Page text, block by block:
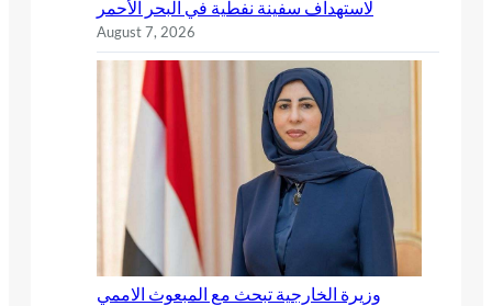
لاستهداف سفينة نفطية في البحر الأحمر
August 7, 2026
وزيرة الخارجية تبحث مع المبعوث الاممي